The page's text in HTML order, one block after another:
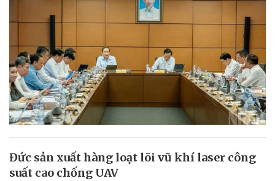
Đức sản xuất hàng loạt lõi vũ khí laser công
suất cao chống UAV